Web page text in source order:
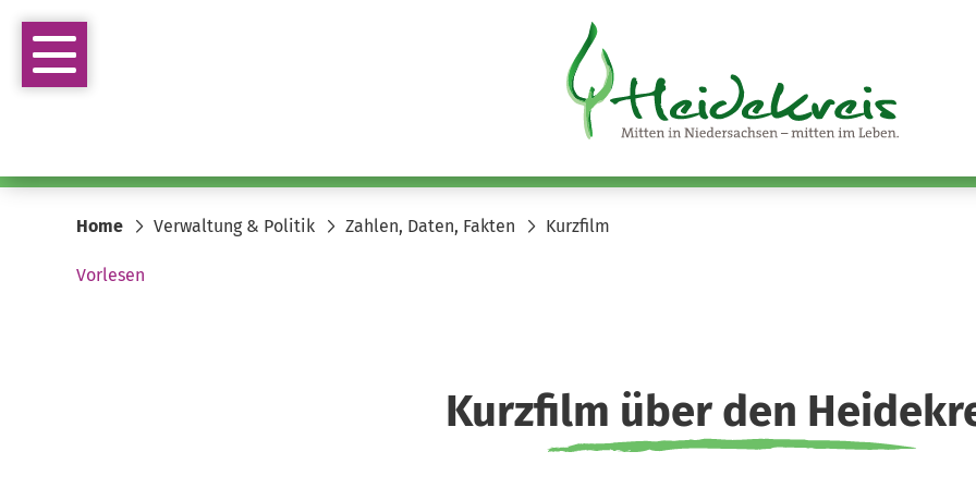
Home Verwaltung & Politik Zahlen, Daten, Fakten Kurzfilm
Vorlesen
Kurzfilm über den